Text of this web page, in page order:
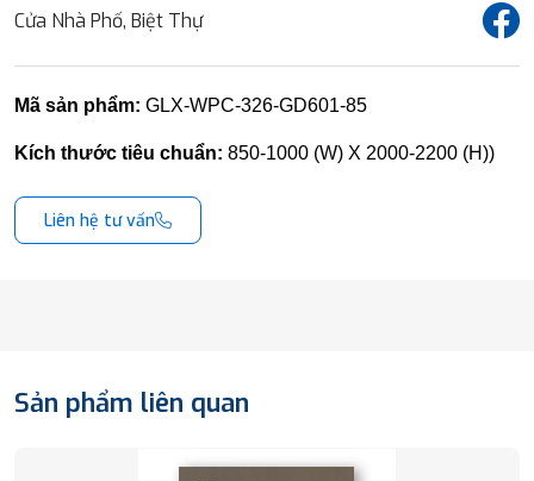
Cửa Nhà Phố, Biệt Thự
Mã sản phẩm: GLX-WPC-326-GD601-85
Kích thước tiêu chuẩn: 850-1000 (W) X 2000-2200 (H))
Liên hệ tư vấn
Sản phẩm liên quan